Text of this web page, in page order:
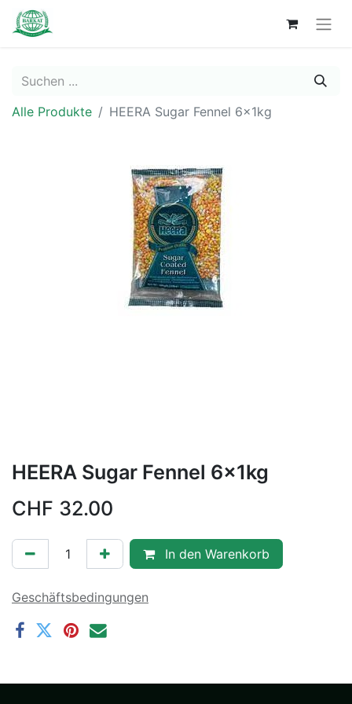
Alle Produkte HEERA Sugar Fennel 6x1kg
HEERA Sugar Fennel 6x1kg
CHF 32.00
In den Warenkorb
Geschäftsbedingungen